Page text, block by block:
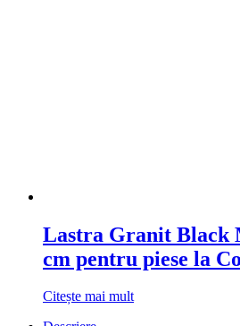
Lastra Granit Black
cm pentru piese la
Citește mai mult